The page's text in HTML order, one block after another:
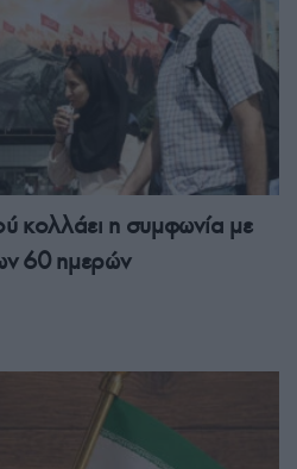
κολλάει η συμφωνία με
60 ημερών